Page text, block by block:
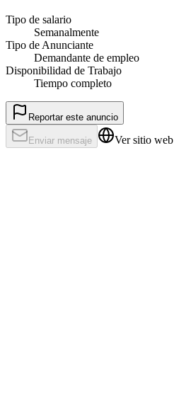
Tipo de salario
Semanalmente
Tipo de Anunciante
Demandante de empleo
Disponibilidad de Trabajo
Tiempo completo
Reportar este anuncio
Enviar mensaje Ver sitio web